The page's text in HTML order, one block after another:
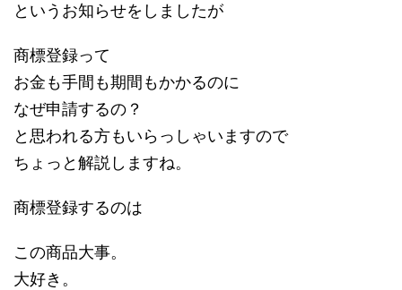
というお知らせをしましたが
商標登録って
お金も手間も期間もかかるのに
なぜ申請するの？
と思われる方もいらっしゃいますので
ちょっと解説しますね。
商標登録するのは
この商品大事。
大好き。